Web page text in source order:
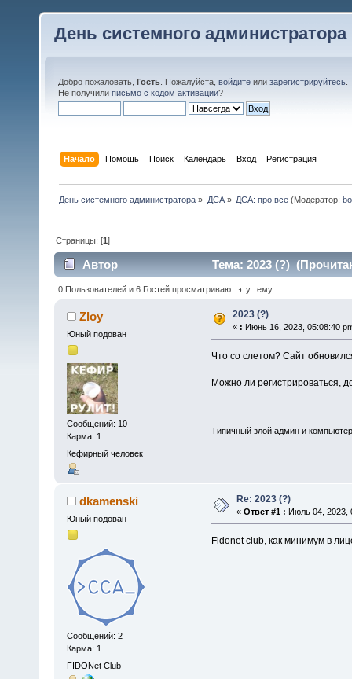
День системного администратора
Добро пожаловать, Гость . Пожалуйста, войдите или зарегистрируйтесь
Не получили письмо с кодом активации?
Начало Помощь Поиск Календарь Вход Регистрация
День системного администратора » ДСА» ДСА: про все(Модератор:
Страницы: [1]
Автор Тема: 2023 (?)
0 Пользователей и 6 Гостей просматривают эту тему.
Zloy
Юный подован
Сообщений: 10
Карма: 1
Кефирный человек
2023 (?)
« : Июнь 16, 2023, 05:08:40
Что со слетом? Сайт
Можно ли регистрироваться,
Типичный злой админ и
dkamenski
Юный подован
Сообщений: 2
Карма: 1
FIDONet Club
Re: 2023 (?)
« Ответ #1 : Июль 04, 2023,
Fidonet club, как минимум в